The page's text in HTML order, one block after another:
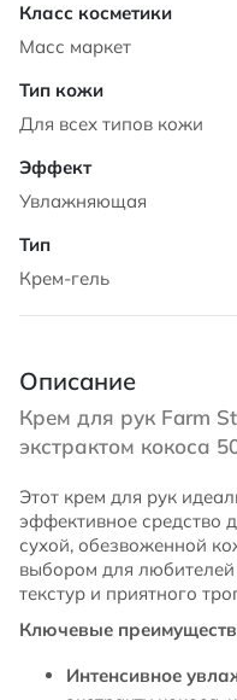
Масс маркет
Для всех типов кожи
Увлажняющая
Крем-гель
Описание
Крем для рук Farm
экстрактом кокоса
Этот крем для рук
эффективное средство
сухой, обезвоженной
выбором для
текстур и приятного
Ключевые
Интенсивное